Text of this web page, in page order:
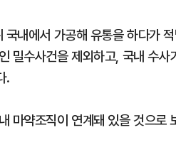
내에서 가공해 유통을 하다가
밀수사건을 제외하고, 국내 수
.
마약조직이 연계돼 있을 것으